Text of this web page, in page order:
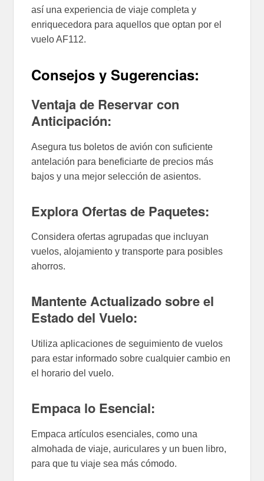
así una experiencia de viaje completa y
enriquecedora para aquellos que optan por el
vuelo AF112.
Consejos y Sugerencias:
Ventaja de Reservar con
Anticipación:
Asegura tus boletos de avión con suficiente
antelación para beneficiarte de precios más
bajos y una mejor selección de asientos.
Explora Ofertas de Paquetes:
Considera ofertas agrupadas que incluyan
vuelos, alojamiento y transporte para posibles
ahorros.
Mantente Actualizado sobre el
Estado del Vuelo:
Utiliza aplicaciones de seguimiento de vuelos
para estar informado sobre cualquier cambio en
el horario del vuelo.
Empaca lo Esencial:
Empaca artículos esenciales, como una
almohada de viaje, auriculares y un buen libro,
para que tu viaje sea más cómodo.